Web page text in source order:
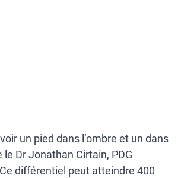
un pied dans l’ombre et un dans
le Dr Jonathan Cirtain, PDG
différentiel peut atteindre 400